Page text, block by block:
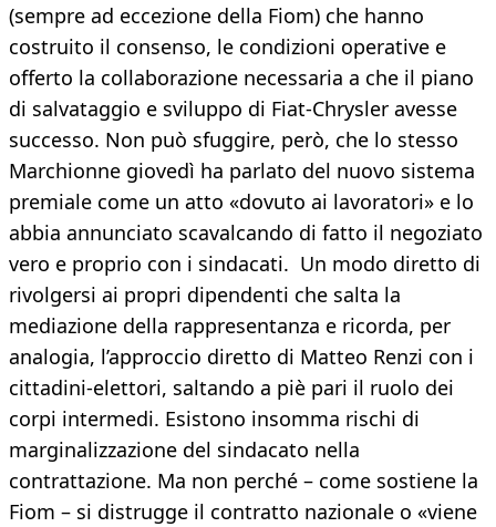
(sempre ad eccezione della Fiom) che hanno
costruito il consenso, le condizioni operative e
offerto la collaborazione necessaria a che il piano
di salvataggio e sviluppo di Fiat-Chrysler avesse
successo. Non può sfuggire, però, che lo stesso
Marchionne giovedì ha parlato del nuovo sistema
premiale come un atto «dovuto ai lavoratori» e lo
abbia annunciato scavalcando di fatto il negoziato
vero e proprio con i sindacati. Un modo diretto di
rivolgersi ai propri dipendenti che salta la
mediazione della rappresentanza e ricorda, per
analogia, l’approccio diretto di Matteo Renzi con i
cittadini-elettori, saltando a piè pari il ruolo dei
corpi intermedi. Esistono insomma rischi di
marginalizzazione del sindacato nella
contrattazione. Ma non perché – come sostiene la
Fiom – si distrugge il contratto nazionale o «viene